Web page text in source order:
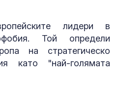
лидери в
Той определи
на стратегическо
като "най-голямата